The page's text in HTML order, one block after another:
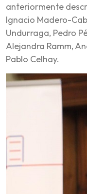
anteriormente
Ignacio Madero-
Undurraga, Pedro
Alejandra Ramm,
Pablo Celhay.